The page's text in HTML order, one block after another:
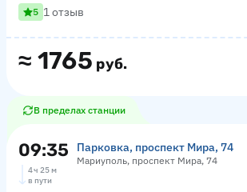
≈ 1765 руб.
5 1 отзыв
В пределах станции
09:35 Парковка, проспект Мира, 74
Мариуполь, проспект Мира, 74
4 ч 25 м
в пути